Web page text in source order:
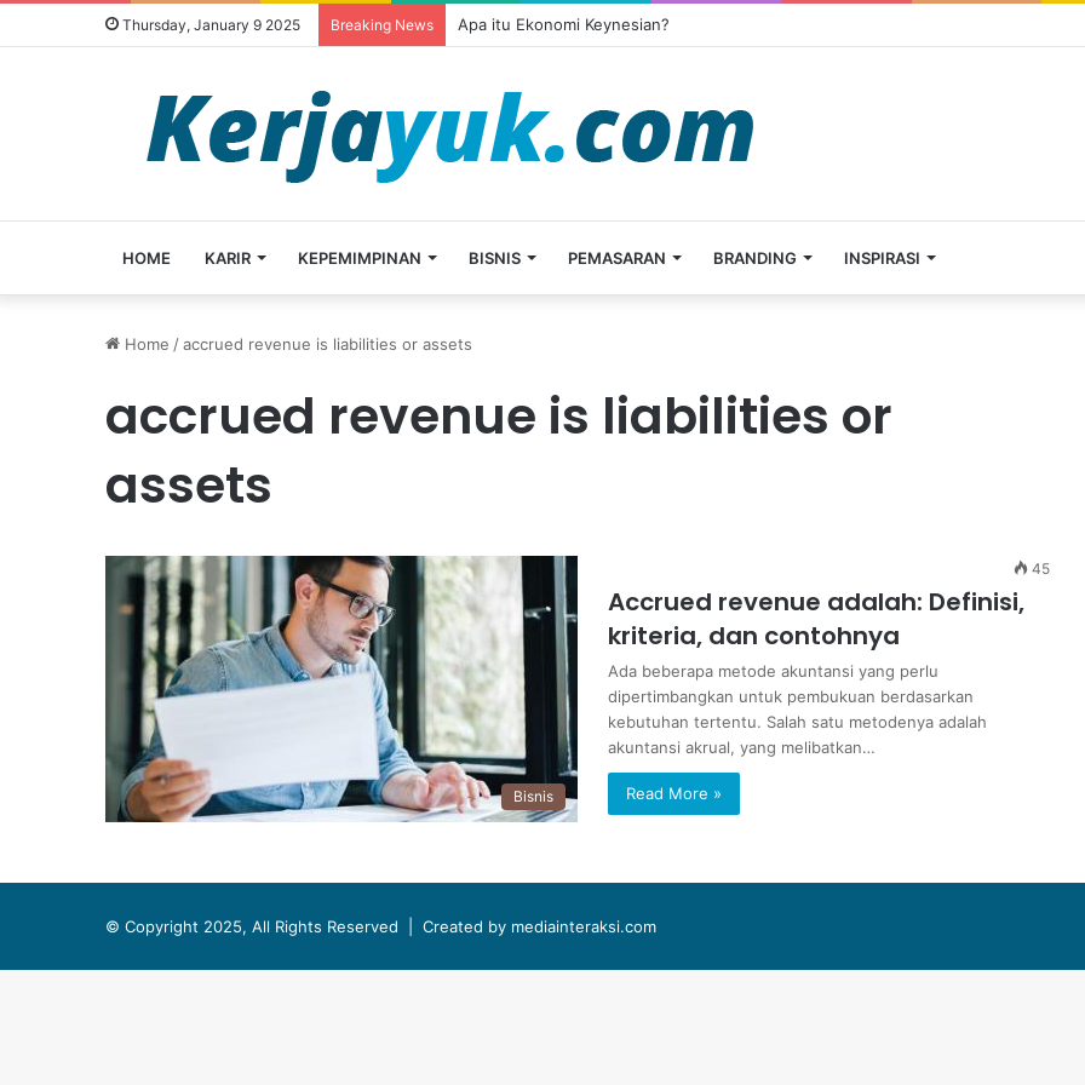
Thursday, January 9 2025 Breaking News Apa itu Ekonomi Keynesian?
HOME KARIR KEPEMIMPINAN BISNIS PEMASARAN BRANDING INSPIRASI
Home /accrued revenue is liabilities or assets
accrued revenue is liabilities or
assets
Bisnis
45
Accrued revenue adalah: Definisi,
kriteria, dan contohnya
Ada beberapa metode akuntansi yang perlu
dipertimbangkan untuk pembukuan berdasarkan
kebutuhan tertentu. Salah satu metodenya adalah
akuntansi akrual, yang melibatkan…
Read More »
© Copyright 2025, All Rights Reserved | Created by mediainteraksi.com